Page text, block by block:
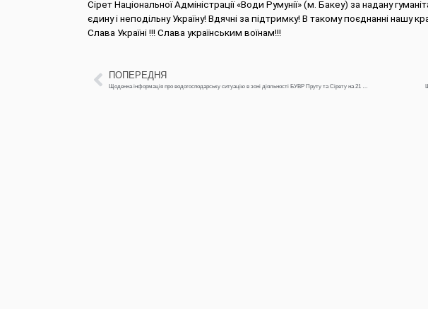
Сірет Національної Адміністрації «Води Румунії» (м. Бакеу) за надану
єдину і неподільну Україну! Вдячні за підтримку! В такому поєднанні нашу
Слава Україні !!! Слава українським воїнам!!!
ПОПЕРЕДНЯ
Щоденна інформація про водогосподарську ситуацію в зоні діяльності БУВР Пруту та Сірету на 21 квітня 2022 року